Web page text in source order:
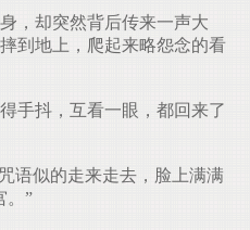
，却突然背后传来一声大
到地上，爬起来略怨念的看
手抖，互看一眼，都回来了
语似的走来走去，脸上满满
。”